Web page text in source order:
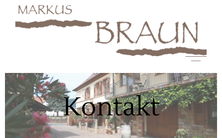
Kontakt